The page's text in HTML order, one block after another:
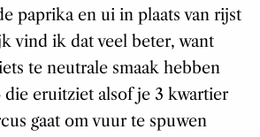
paprika en ui in plaats van rijst
vind ik dat veel beter, want
te neutrale smaak hebben
eruitziet alsof je 3 kwartier
gaat om vuur te spuwen